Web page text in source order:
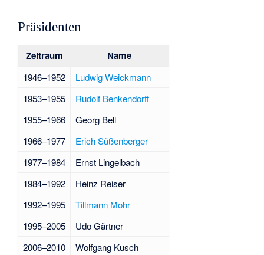
Präsidenten
Zeitraum Name
1946–1952
Ludwig Weickmann
1953–1955
Rudolf Benkendorff
1955–1966
Georg Bell
1966–1977
Erich Süßenberger
1977–1984
Ernst Lingelbach
1984–1992
Heinz Reiser
1992–1995
Tillmann Mohr
1995–2005
Udo Gärtner
2006–2010
Wolfgang Kusch